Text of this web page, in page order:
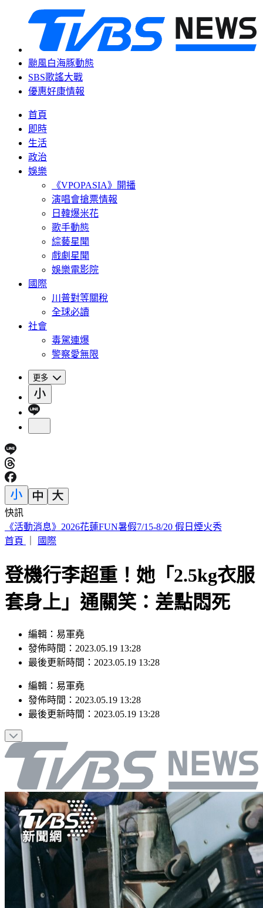
颱風白海豚動態
SBS歌謠大戰
優惠好康情報
首頁
即時
生活
政治
娛樂
《VPOPASIA》開播
演唱會搶票情報
日韓爆米花
歌手動態
綜藝星聞
戲劇星聞
娛樂電影院
國際
川普對等關稅
全球必讀
社會
毒駕連爆
警察愛無限
更多
快訊
SBS歌謠大戰／Hearts2Hearts重現夏日神曲
首頁
國際
登機行李超重！她「2.5kg衣服
套身上」通關笑：差點悶死
編輯：易軍堯
發佈時間：2023.05.19 13:28
最後更新時間：2023.05.19 13:28
編輯 ： 易軍堯
發佈時間： 2023.05.19 13:28
最後更新時間： 2023.05.19 13:28